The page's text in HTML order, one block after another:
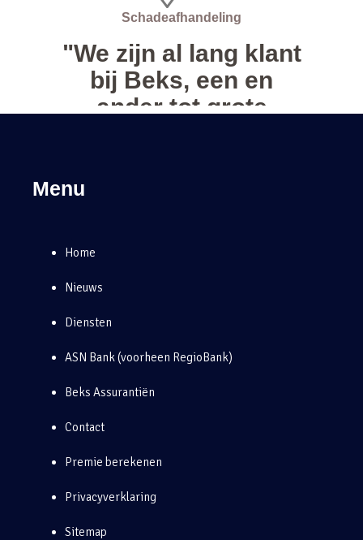
Menu
Home
Nieuws
Diensten
ASN Bank (voorheen RegioBank)
Beks Assurantiën
Contact
Premie berekenen
Privacyverklaring
Sitemap